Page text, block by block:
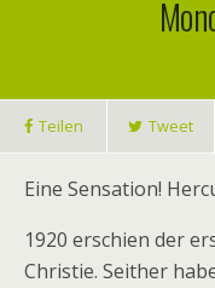
Teilen Tweet
Eine Sensation!
1920 erschien der
Christie. Seither